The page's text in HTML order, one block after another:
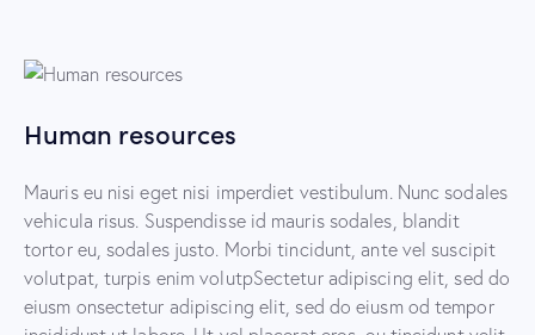
Human resources
Mauris eu nisi eget nisi imperdiet vestibulum. Nunc sodales
vehicula risus. Suspendisse id mauris sodales, blandit
tortor eu, sodales justo. Morbi tincidunt, ante vel suscipit
volutpat, turpis enim volutpSectetur adipiscing elit, sed do
eiusm onsectetur adipiscing elit, sed do eiusm od tempor